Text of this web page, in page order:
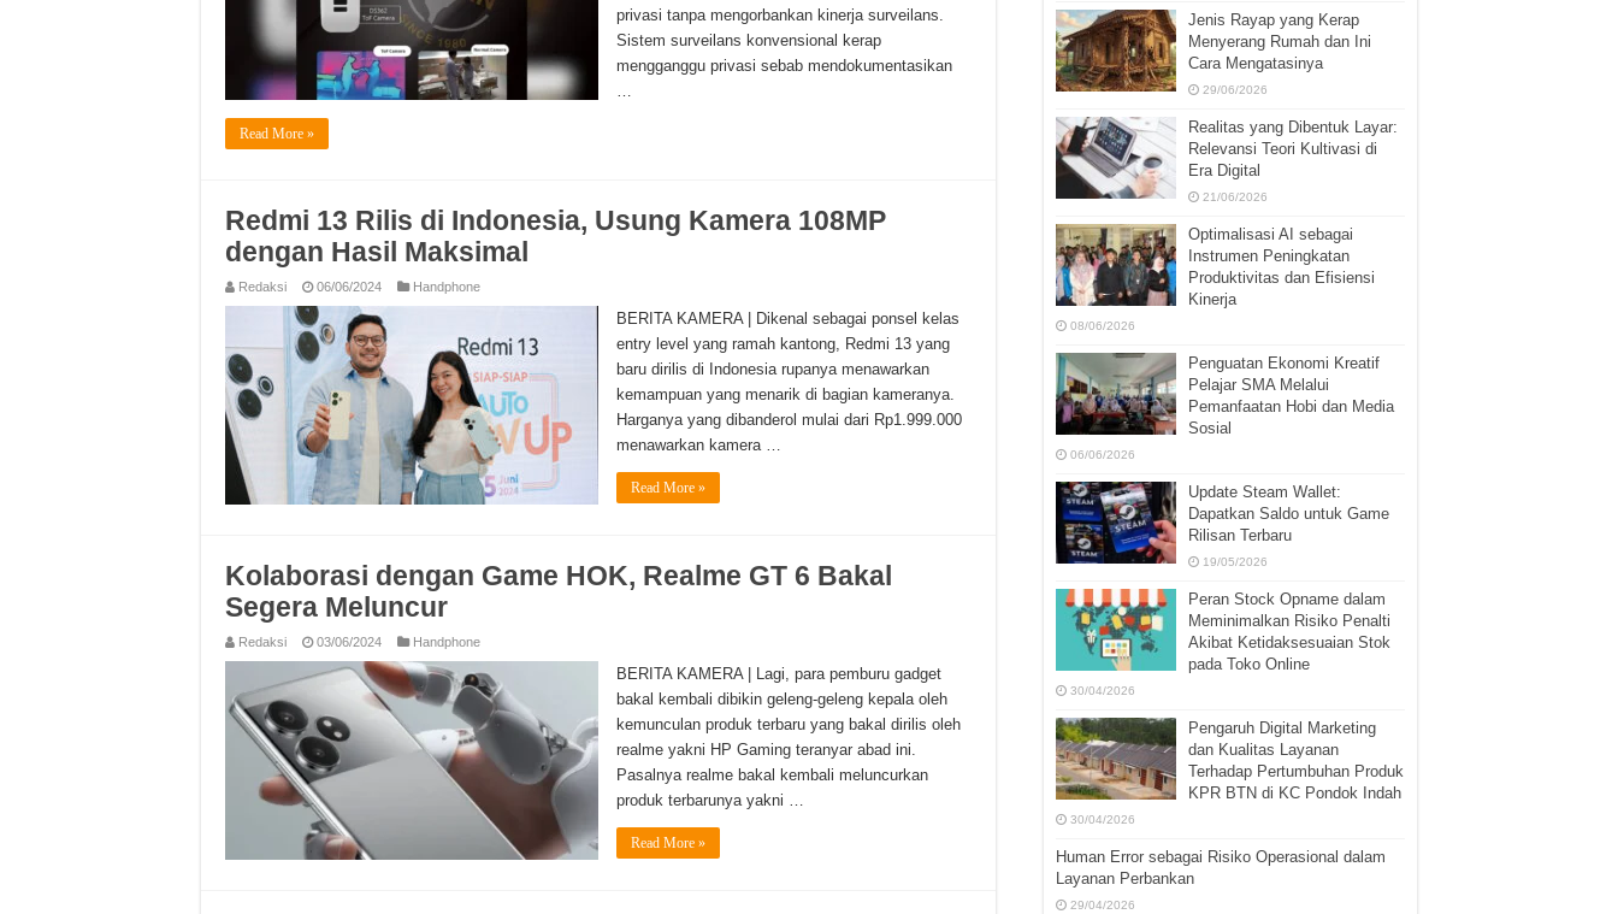
privasi tanpa mengorbankan kinerja surveilans.
Sistem surveilans konvensional kerap
mengganggu privasi sebab mendokumentasikan
…
Read More »
Redmi 13 Rilis di Indonesia, Usung Kamera 108MP
dengan Hasil Maksimal
Redaksi 06/06/2024 Handphone
BERITA KAMERA | Dikenal sebagai ponsel kelas
entry level yang ramah kantong, Redmi 13 yang
baru dirilis di Indonesia rupanya menawarkan
kemampuan yang menarik di bagian kameranya.
Harganya yang dibanderol mulai dari Rp1.999.000
menawarkan kamera …
Read More »
Kolaborasi dengan Game HOK, Realme GT 6 Bakal
Segera Meluncur
Redaksi 03/06/2024 Handphone
BERITA KAMERA | Lagi, para pemburu gadget
bakal kembali dibikin geleng-geleng kepala oleh
kemunculan produk terbaru yang bakal dirilis oleh
realme yakni HP Gaming teranyar abad ini.
Pasalnya realme bakal kembali meluncurkan
produk terbarunya yakni …
Read More »
Jenis Rayap yang Kerap
Menyerang Rumah dan Ini
Cara Mengatasinya
29/06/2026
Realitas yang Dibentuk Layar:
Relevansi Teori Kultivasi di
Era Digital
21/06/2026
Optimalisasi AI sebagai
Instrumen Peningkatan
Produktivitas dan Efisiensi
Kinerja
08/06/2026
Penguatan Ekonomi Kreatif
Pelajar SMA Melalui
Pemanfaatan Hobi dan Media
Sosial
06/06/2026
Update Steam Wallet:
Dapatkan Saldo untuk Game
Rilisan Terbaru
19/05/2026
Peran Stock Opname dalam
Meminimalkan Risiko Penalti
Akibat Ketidaksesuaian Stok
pada Toko Online
30/04/2026
Pengaruh Digital Marketing
dan Kualitas Layanan
Terhadap Pertumbuhan Produk
KPR BTN di KC Pondok Indah
30/04/2026
Human Error sebagai Risiko Operasional dalam
Layanan Perbankan
29/04/2026